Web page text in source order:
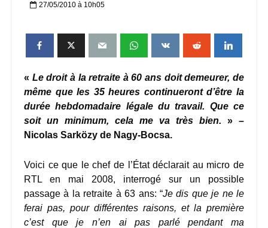
27/05/2010 à 10h05
« Le droit à la retraite à 60 ans doit demeurer, de
même que les 35 heures continueront d’être la
durée hebdomadaire légale du travail. Que ce
soit un minimum, cela me va très bien. » –
Nicolas Sarközy de Nagy-Bocsa.
Voici ce que le chef de l’État déclarait au micro de
RTL en mai 2008, interrogé sur un possible
passage à la retraite à 63 ans: “Je dis que je ne le
ferai pas, pour différentes raisons, et la première
c’est que je n’en ai pas parlé pendant ma